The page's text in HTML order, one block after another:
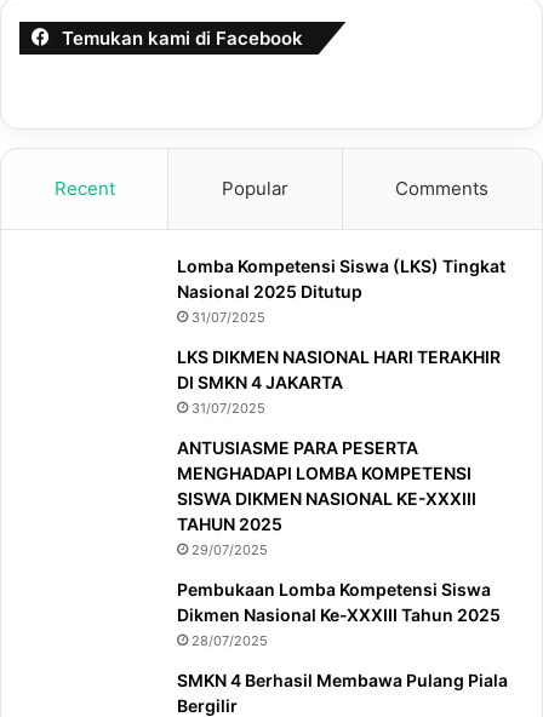
Temukan kami di Facebook
Recent Popular Comments
Lomba Kompetensi Siswa (LKS) Tingkat
Nasional 2025 Ditutup
31/07/2025
LKS DIKMEN NASIONAL HARI TERAKHIR
DI SMKN 4 JAKARTA
31/07/2025
ANTUSIASME PARA PESERTA
MENGHADAPI LOMBA KOMPETENSI
SISWA DIKMEN NASIONAL KE-XXXIII
TAHUN 2025
29/07/2025
Pembukaan Lomba Kompetensi Siswa
Dikmen Nasional Ke-XXXIII Tahun 2025
28/07/2025
SMKN 4 Berhasil Membawa Pulang Piala
Bergilir